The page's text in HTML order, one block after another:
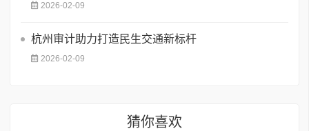
2026-02-09
杭州审计助力打造民生交通新标杆
2026-02-09
猜你喜欢